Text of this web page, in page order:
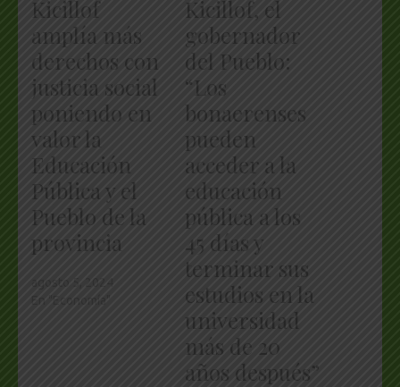
Kicillof
amplía más
derechos con
justicia social
poniendo en
valor la
Educación
Pública y el
Pueblo de la
provincia
Kicillof, el
gobernador
del Pueblo:
“Los
bonaerenses
pueden
acceder a la
educación
pública a los
45 días y
terminar sus
estudios en la
universidad
más de 20
años después”